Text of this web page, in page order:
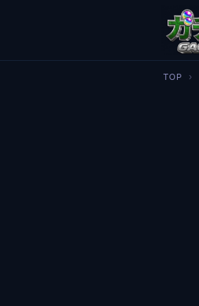
TOP ›